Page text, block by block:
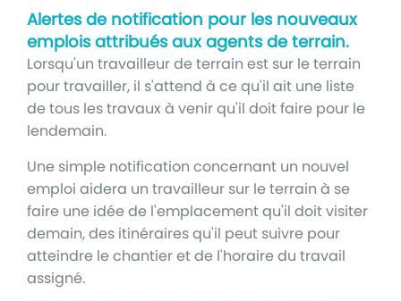
Alertes de notification pour les nouveaux
emplois attribués aux agents de terrain.
Lorsqu'un travailleur de terrain est sur le terrain
pour travailler, il s'attend à ce qu'il ait une liste
de tous les travaux à venir qu'il doit faire pour le
lendemain.
Une simple notification concernant un nouvel
emploi aidera un travailleur sur le terrain à se
faire une idée de l'emplacement qu'il doit visiter
demain, des itinéraires qu'il peut suivre pour
atteindre le chantier et de l'horaire du travail
assigné.